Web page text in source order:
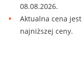
08.08.2026.
Aktualna cena jest
najniższej ceny.